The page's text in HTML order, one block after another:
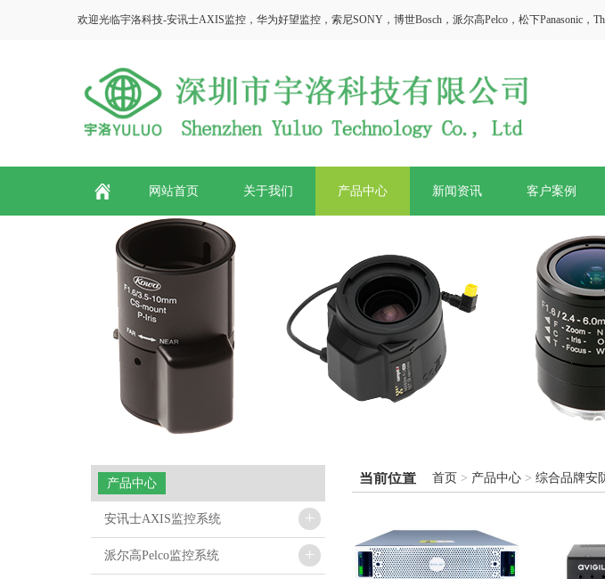
欢迎光临宇洛科技-安讯士AXIS监控，华为好望监控，索尼SONY，博世Bosch，派尔高Pelco，松下Panasonic，
网站首页 关于我们 产品中心 新闻资讯 客户案例
当前位置 首页> 产品中心> 综合品牌安
产品中心
安讯士AXIS监控系统 +
派尔高Pelco监控系统 +